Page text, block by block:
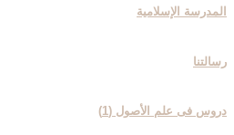
المدرسة الإسلامیة
رسالتنا
دروس فی علم الأصول (1)